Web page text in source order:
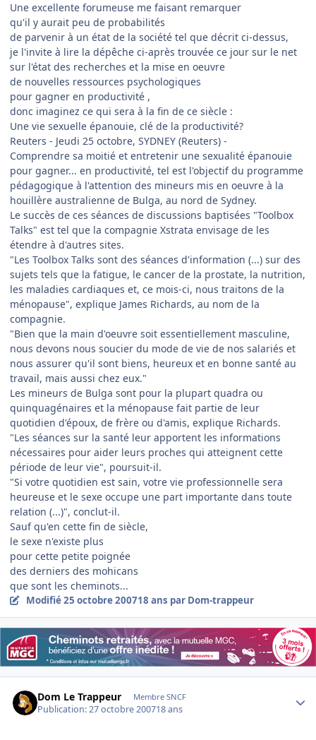
Une excellente forumeuse me faisant remarquer
qu'il y aurait peu de probabilités
de parvenir à un état de la société tel que décrit ci-dessus,
je l'invite à lire la dépêche ci-après trouvée ce jour sur le net
sur l'état des recherches et la mise en oeuvre
de nouvelles ressources psychologiques
pour gagner en productivité ,
donc imaginez ce qui sera à la fin de ce siècle :
Une vie sexuelle épanouie, clé de la productivité?
Reuters - Jeudi 25 octobre, SYDNEY (Reuters) -
Comprendre sa moitié et entretenir une sexualité épanouie
pour gagner... en productivité, tel est l'objectif du programme
pédagogique à l'attention des mineurs mis en oeuvre à la
houillère australienne de Bulga, au nord de Sydney.
Le succès de ces séances de discussions baptisées "Toolbox
Talks" est tel que la compagnie Xstrata envisage de les
étendre à d'autres sites.
"Les Toolbox Talks sont des séances d'information (...) sur des
sujets tels que la fatigue, le cancer de la prostate, la nutrition,
les maladies cardiaques et, ce mois-ci, nous traitons de la
ménopause", explique James Richards, au nom de la
compagnie.
"Bien que la main d'oeuvre soit essentiellement masculine,
nous devons nous soucier du mode de vie de nos salariés et
nous assurer qu'il sont biens, heureux et en bonne santé au
travail, mais aussi chez eux."
Les mineurs de Bulga sont pour la plupart quadra ou
quinquagénaires et la ménopause fait partie de leur
quotidien d'époux, de frère ou d'amis, explique Richards.
"Les séances sur la santé leur apportent les informations
nécessaires pour aider leurs proches qui atteignent cette
période de leur vie", poursuit-il.
"Si votre quotidien est sain, votre vie professionnelle sera
heureuse et le sexe occupe une part importante dans toute
relation (...)", conclut-il.
Sauf qu'en cette fin de siècle,
le sexe n'existe plus
pour cette petite poignée
des derniers des mohicans
que sont les cheminots...
Modifié25 octobre 200718 ans par Dom-trappeur
Dom Le Trappeur Membre SNCF
Publication:27 octobre 200718 ans